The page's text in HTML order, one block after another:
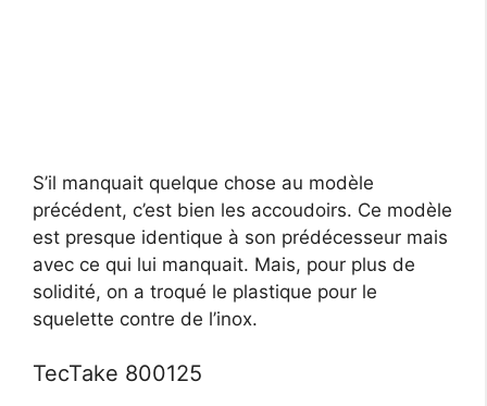
S’il manquait quelque chose au modèle
précédent, c’est bien les accoudoirs. Ce modèle
est presque identique à son prédécesseur mais
avec ce qui lui manquait. Mais, pour plus de
solidité, on a troqué le plastique pour le
squelette contre de l’inox.
TecTake 800125